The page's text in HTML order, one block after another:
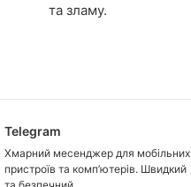
та зламу.
Telegram
Хмарний месенджер для мобільних
пристроїв та комп’ютерів. Швидкий